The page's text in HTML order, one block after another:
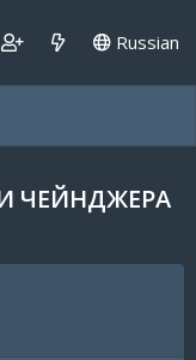
Russian
ЧЕЙНДЖЕРА